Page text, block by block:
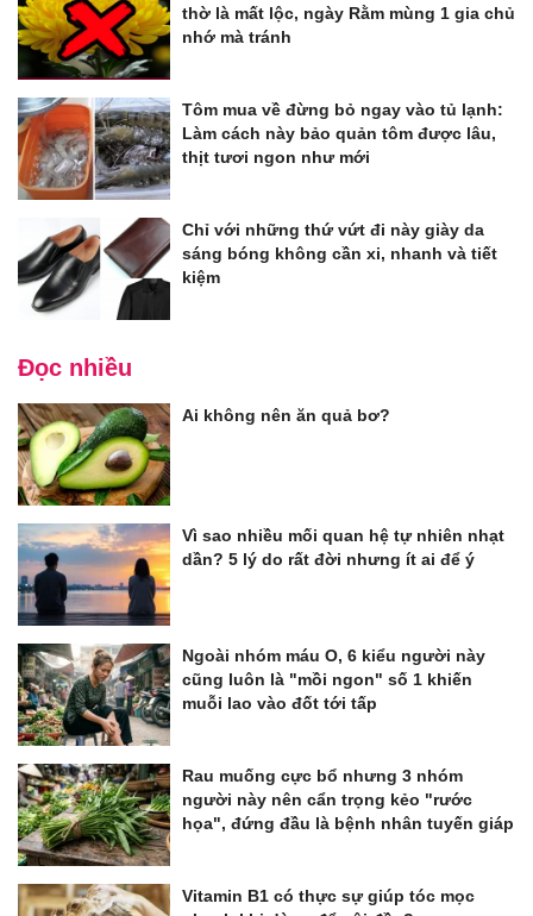
thờ là mất lộc, ngày Rằm mùng 1 gia chủ
nhớ mà tránh
Tôm mua về đừng bỏ ngay vào tủ lạnh:
Làm cách này bảo quản tôm được lâu,
thịt tươi ngon như mới
Chỉ với những thứ vứt đi này giày da
sáng bóng không cần xi, nhanh và tiết
kiệm
Đọc nhiều
Ai không nên ăn quả bơ?
Vì sao nhiều mối quan hệ tự nhiên nhạt
dần? 5 lý do rất đời nhưng ít ai để ý
Ngoài nhóm máu O, 6 kiểu người này
cũng luôn là "mồi ngon" số 1 khiến
muỗi lao vào đốt tới tấp
Rau muống cực bổ nhưng 3 nhóm
người này nên cẩn trọng kẻo "rước
họa", đứng đầu là bệnh nhân tuyến giáp
Vitamin B1 có thực sự giúp tóc mọc